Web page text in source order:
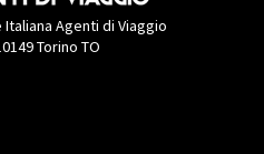
Italiana Agenti di Viaggio
Torino TO